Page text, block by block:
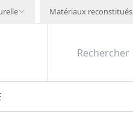
Matériaux reconstitués